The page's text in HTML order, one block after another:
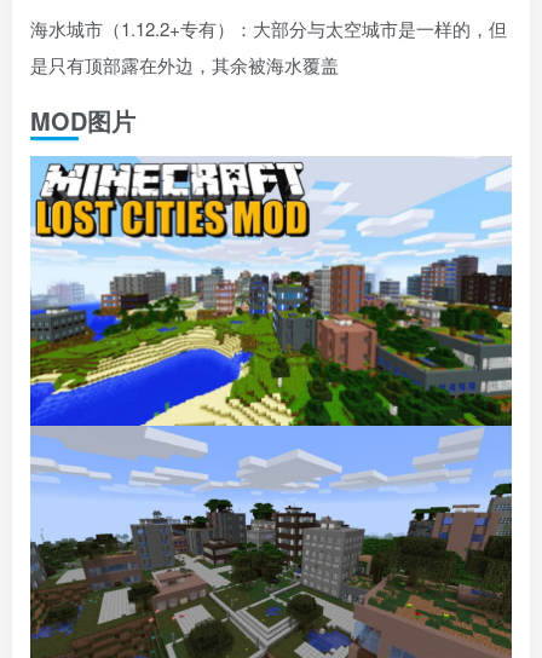
海水城市（1.12.2+专有）：大部分与太空城市是一样的，但
是只有顶部露在外边，其余被海水覆盖
MOD图片